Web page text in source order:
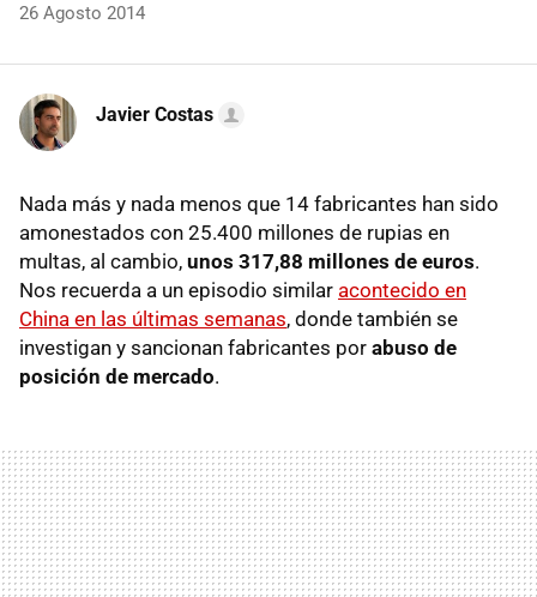
26 Agosto 2014
Javier Costas
Nada más y nada menos que 14 fabricantes han sido
amonestados con 25.400 millones de rupias en
multas, al cambio, unos 317,88 millones de euros.
Nos recuerda a un episodio similar acontecido en
China en las últimas semanas, donde también se
investigan y sancionan fabricantes por abuso de
posición de mercado.